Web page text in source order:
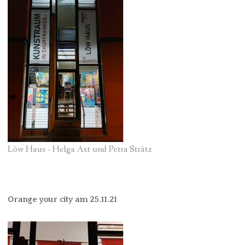
Löw Haus - Helga Axt und Petra Strätz
Orange your city am 25.11.21